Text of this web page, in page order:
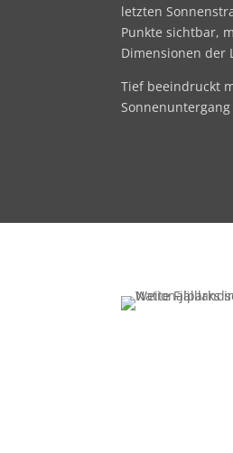
letzten
Punkte sichtbar,
Dimensionen der
Tief beeindruckt